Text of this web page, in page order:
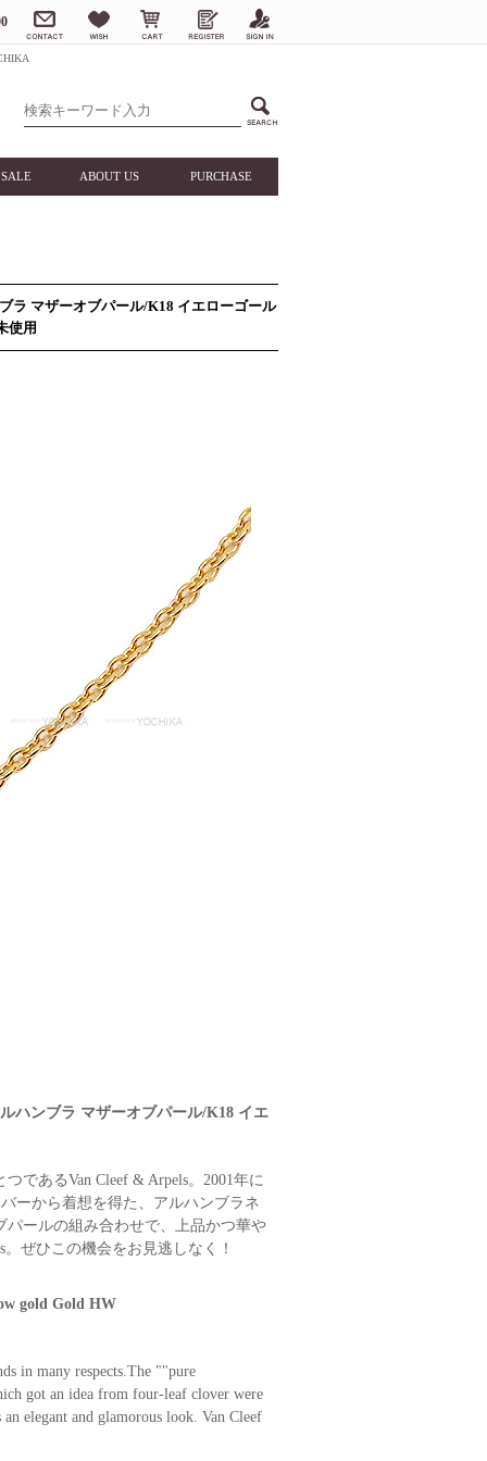
SALE ABOUT US PURCHASE
ラ マザーオブパール/K18 イエローゴール
使用
ハンブラ マザーオブパール/K18 イエ
であるVan Cleef & Arpels。2001年に
ーから着想を得た、アルハンブラネ
ールの組み合わせで、上品かつ華や
ぜひこの機会をお見逃しなく！
gold Gold HW
in many respects.The ""pure
got an idea from four-leaf clover were
elegant and glamorous look. Van Cleef